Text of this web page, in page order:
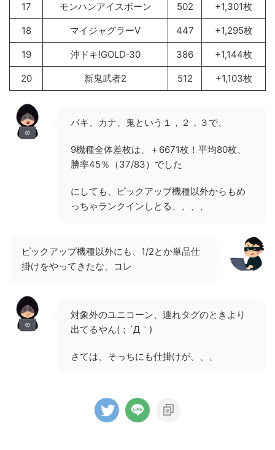
17 モンハンアイスボーン 502 +1,301枚
18 マイジャグラーV 447 +1,295枚
19 沖ドキ!GOLD‐30 386 +1,144枚
20 新鬼武者2 512 +1,103枚
バキ、カナ、鬼という１，２，３で、
9機種全体差枚は、＋6671枚！平均80枚、
勝率45％（37/83）でした
にしても、ピックアップ機種以外からもめ
っちゃランクインしとる、、、、
ピックアップ機種以外にも、1/2とか単品仕
掛けをやってきたな、コレ
対象外のユニコーン、連れタグのときより
出てるやん(；´Д｀)
さては、そっちにも仕掛けが、、、